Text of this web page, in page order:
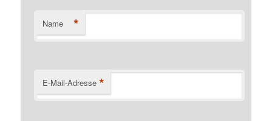
Name *
E-Mail-Adresse *